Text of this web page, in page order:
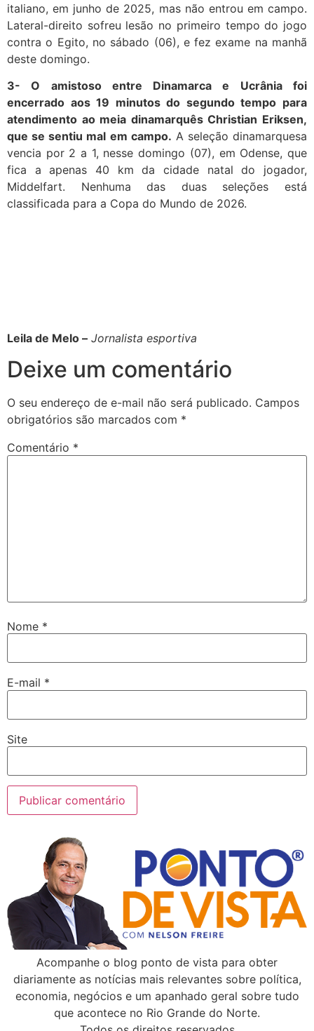
italiano, em junho de 2025, mas não entrou em campo.
Lateral-direito sofreu lesão no primeiro tempo do jogo
contra o Egito, no sábado (06), e fez exame na manhã
deste domingo.
3- O amistoso entre Dinamarca e Ucrânia foi
encerrado aos 19 minutos do segundo tempo para
atendimento ao meia dinamarquês Christian Eriksen,
que se sentiu mal em campo. A seleção dinamarquesa
vencia por 2 a 1, nesse domingo (07), em Odense, que
fica a apenas 40 km da cidade natal do jogador,
Middelfart. Nenhuma das duas seleções está
classificada para a Copa do Mundo de 2026.
Leila de Melo – Jornalista esportiva
Deixe um comentário
O seu endereço de e-mail não será publicado. Campos
obrigatórios são marcados com *
Comentário *
Nome *
E-mail *
Site
Acompanhe o blog ponto de vista para obter
diariamente as notícias mais relevantes sobre política,
economia, negócios e um apanhado geral sobre tudo
que acontece no Rio Grande do Norte.